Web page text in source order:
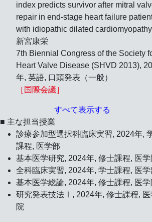
index predicts survivor after mitral
repair in end-stage heart failure
with idiopathic dilated cardiomyopathy
新宮康栄
7th Biennial Congress of the Society
Heart Valve Disease (SHVD 2013),
年, 英語, 口頭発表（一般）
［国際会議］
すべて表示する
■ 主な担当授業
診療参加型選択科臨床実習, 2024年,
課程, 医学部
基本医学研究, 2024年, 修士課程, 医学
全科臨床実習, 2024年, 学士課程, 医学
基本医学総論, 2024年, 修士課程, 医学
研究発表技法Ⅰ, 2024年, 修士課程, 医
院